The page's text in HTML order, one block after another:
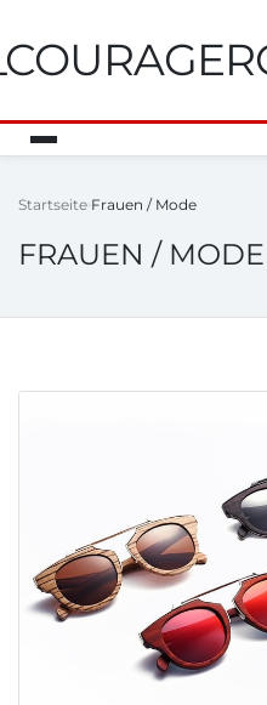
Startseite Frauen / Mode
FRAUEN / MODE